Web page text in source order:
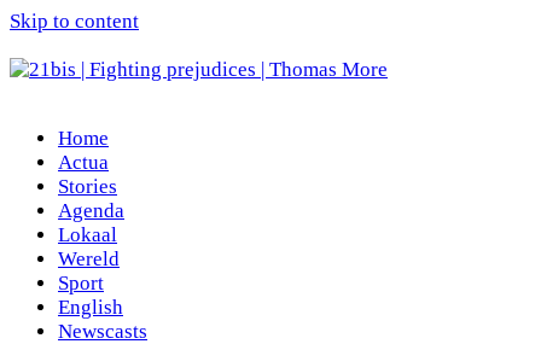
Skip to content
Home
Actua
Stories
Agenda
Lokaal
Wereld
Sport
English
Newscasts